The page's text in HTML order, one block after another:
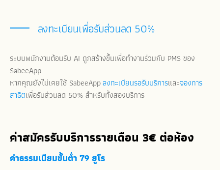
ลงทะเบียนเพื่อรับส่วนลด 50%
ระบบพนักงานต้อนรับ AI ถูกสร้างขึ้นเพื่อทำงานร่วมกับ PMS ของ
SabeeApp
หากคุณยังไม่เคยใช้ SabeeAppลงทะเบียนรอรับบริการและจองการ
สาธิตเพื่อรับส่วนลด 50% สำหรับทั้งสองบริการ
ค่าสมัครรับบริการรายเดือน 3€ ต่อห้อง
ค่าธรรมเนียมขั้นต่ำ 79 ยูโร